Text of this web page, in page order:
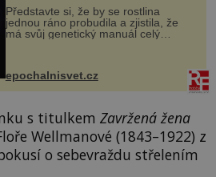
Představte si, že by se rostlina
jednou ráno probudila a zjistila, že
má svůj genetický manuál celý
vstupenka...
epochalnisvet.cz
s titulkem Zavržená žena
Wellmanové (1843–1922) z
o sebevraždu střelením